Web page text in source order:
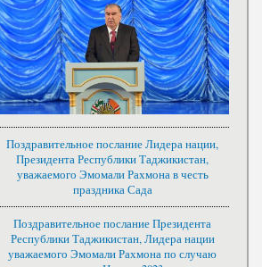
Поздравительное послание Лидера нации,
Президента Республики Таджикистан,
уважаемого Эмомали Рахмона в честь
праздника Сада
Поздравительное послание Президента
Республики Таджикистан, Лидера нации
уважаемого Эмомали Рахмона по случаю